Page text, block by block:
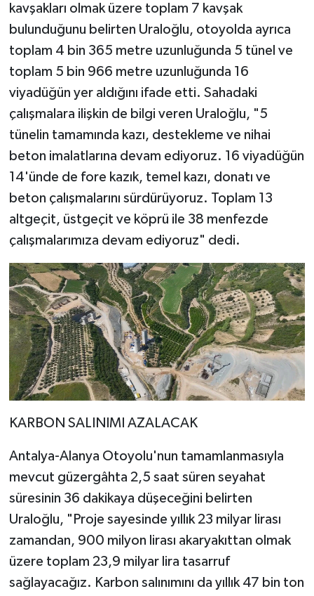
kavşakları olmak üzere toplam 7 kavşak
bulunduğunu belirten Uraloğlu, otoyolda ayrıca
toplam 4 bin 365 metre uzunluğunda 5 tünel ve
toplam 5 bin 966 metre uzunluğunda 16
viyadüğün yer aldığını ifade etti. Sahadaki
çalışmalara ilişkin de bilgi veren Uraloğlu, "5
tünelin tamamında kazı, destekleme ve nihai
beton imalatlarına devam ediyoruz. 16 viyadüğün
14'ünde de fore kazık, temel kazı, donatı ve
beton çalışmalarını sürdürüyoruz. Toplam 13
altgeçit, üstgeçit ve köprü ile 38 menfezde
çalışmalarımıza devam ediyoruz" dedi.
KARBON SALINIMI AZALACAK
Antalya-Alanya Otoyolu'nun tamamlanmasıyla
mevcut güzergâhta 2,5 saat süren seyahat
süresinin 36 dakikaya düşeceğini belirten
Uraloğlu, "Proje sayesinde yıllık 23 milyar lirası
zamandan, 900 milyon lirası akaryakıttan olmak
üzere toplam 23,9 milyar lira tasarruf
sağlayacağız. Karbon salınımını da yıllık 47 bin ton